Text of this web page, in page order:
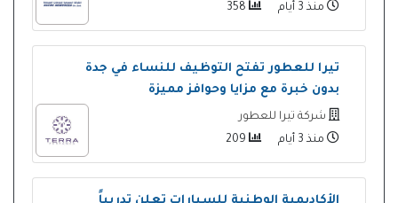
منذ 3 أيام
تيرا للعطور تفتح التوظيف للنساء في جدة
بدون خبرة مع مزايا وحوافز مميزة
شركة تيرا للعطور
منذ 3 أيام